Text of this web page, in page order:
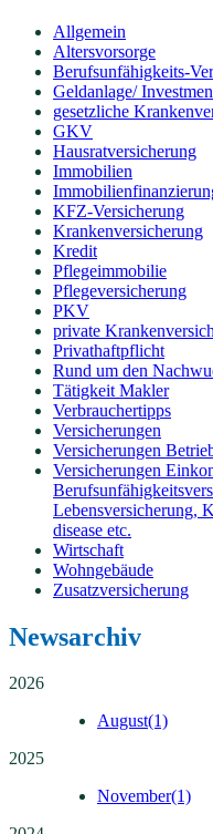
Allgemein
Altersvorsorge
Berufsunfähigkeits-
Geldanlage/
gesetzliche
GKV
Hausratversicherung
Immobilien
KFZ-Versicherung
Krankenversicherung
Kredit
Pflegeimmobilie
Pflegeversicherung
PKV
private
Privathaftpflicht
Rund um den
Tätigkeit Makler
Verbrauchertipps
Versicherungen
Versicherungen
Versicherungen
Lebensversicherung,
disease etc.
Wirtschaft
Wohngebäude
Zusatzversicherung
Newsarchiv
2026
August(1)
2025
November(1)